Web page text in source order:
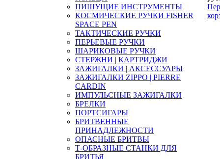
ПИШУЩИЕ ИНСТРУМЕНТЫ
КОСМИЧЕСКИЕ РУЧКИ FISHER
SPACE PEN
ТАКТИЧЕСКИЕ РУЧКИ
ПЕРЬЕВЫЕ РУЧКИ
ШАРИКОВЫЕ РУЧКИ
СТЕРЖНИ | КАРТРИДЖИ
ЗАЖИГАЛКИ | АКСЕССУАРЫ
ЗАЖИГАЛКИ ZIPPO | PIERRE
CARDIN
ИМПУЛЬСНЫЕ ЗАЖИГАЛКИ
БРЕЛКИ
ПОРТСИГАРЫ
БРИТВЕННЫЕ
ПРИНАДЛЕЖНОСТИ
ОПАСНЫЕ БРИТВЫ
Т-ОБРАЗНЫЕ СТАНКИ ДЛЯ
БРИТЬЯ